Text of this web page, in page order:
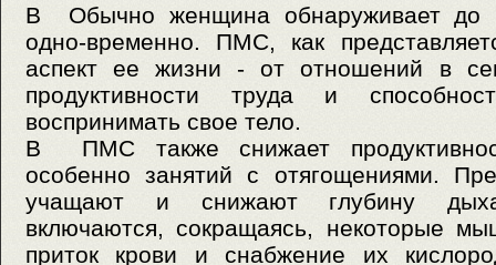
В Обычно женщина обнаруживает до
одно-временно. ПМС, как
аспект ее жизни - от отношений в
продуктивности труда и
воспринимать свое тело.
В ПМС также снижает
особенно занятий с отягощениями.
учащают и снижают глубину
включаются, сокращаясь, некоторые
приток крови и снабжение их